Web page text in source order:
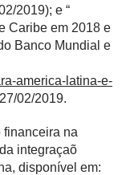
2019); e “
Caribe em 2018 e
Banco Mundial e
america-latina-e-
02/2019.
financeira na
integraçaõ
disponível em: